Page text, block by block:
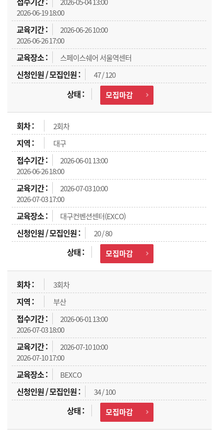
2026-06-19 18:00
2026-06-26 10:00
2026-06-26 17:00
스페이스쉐어 서울역센터
47 / 120
모집마감
2회차
대구
2026-06-01 13:00
2026-06-26 18:00
2026-07-03 10:00
2026-07-03 17:00
대구컨벤션센터(EXCO)
20 / 80
모집마감
3회차
부산
2026-06-01 13:00
2026-07-03 18:00
2026-07-10 10:00
2026-07-10 17:00
BEXCO
34 / 100
모집마감